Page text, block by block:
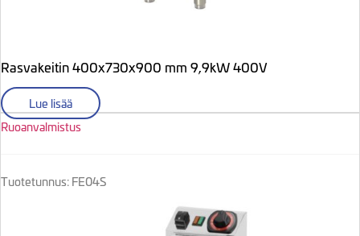
Rasvakeitin 400x730x900 mm 9,9kW 400V
Lue lisää
Ruoanvalmistus
Tuotetunnus: FE04S